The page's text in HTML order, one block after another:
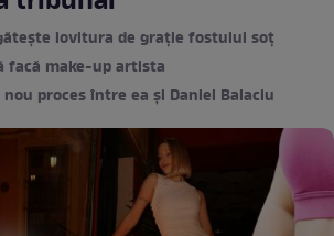
lovitura de grație fostului soț
facă make-up artista
proces între ea și Daniel Balaciu